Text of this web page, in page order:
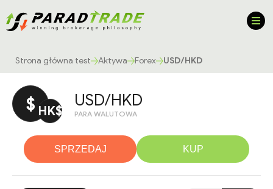
Strona główna test Aktywa Forex USD/HKD
$ HK$
USD/HKD
PARA WALUTOWA
SPRZEDAJ KUP